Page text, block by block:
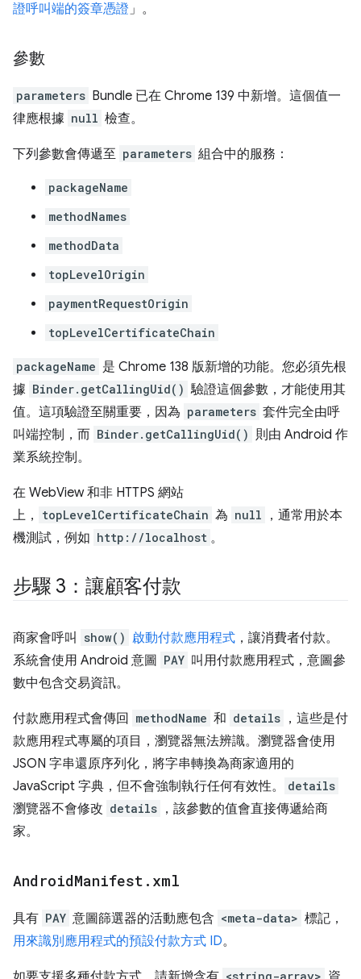
證呼叫端的簽章憑證」。
參數
parameters Bundle 已在 Chrome 139 中新增。這個值一
律應根據 null 檢查。
下列參數會傳遞至 parameters 組合中的服務：
packageName
methodNames
methodData
topLevelOrigin
paymentRequestOrigin
topLevelCertificateChain
packageName 是 Chrome 138 版新增的功能。您必須先根
據 Binder.getCallingUid() 驗證這個參數，才能使用其
值。這項驗證至關重要，因為 parameters 套件完全由呼
叫端控制，而 Binder.getCallingUid() 則由 Android 作
業系統控制。
在 WebView 和非 HTTPS 網站
上，
topLevelCertificateChain 為 null
，通常用於本
機測試，例如 http://localhost 。
步驟 3：讓顧客付款
商家會呼叫 show() 啟動付款應用程式 ，讓消費者付款。
系統會使用 Android 意圖 PAY 叫用付款應用程式，意圖參
數中包含交易資訊。
付款應用程式會傳回 methodName 和 details ，這些是付
款應用程式專屬的項目，瀏覽器無法辨識。瀏覽器會使用
JSON 字串還原序列化，將字串轉換為商家適用的
JavaScript 字典，但不會強制執行任何有效性。
details
瀏覽器不會修改 details ，該參數的值會直接傳遞給商
家。
AndroidManifest . xml
具有 PAY 意圖篩選器的活動應包含 <meta-data> 標記，
用來識別應用程式的預設付款方式 ID。